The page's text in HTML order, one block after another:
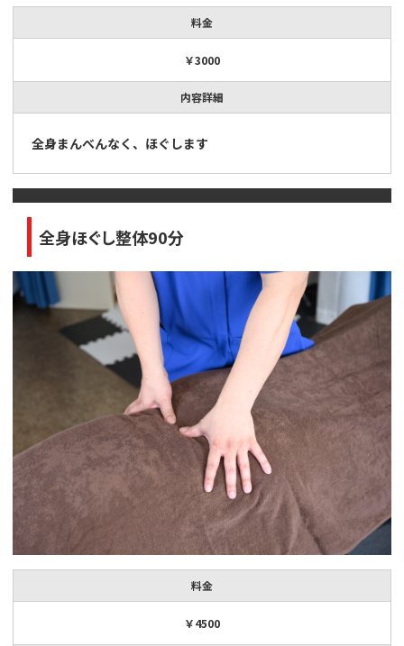
料金
￥3000
内容詳細
全身まんべんなく、ほぐします
全身ほぐし整体90分
料金
￥4500